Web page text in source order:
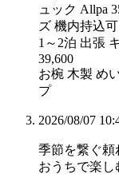
ュック Allpa
ズ 機内持込
1～2泊 出張
39,600
お椀 木製 め
プ
2026/08/07
季節を繋ぐ頼
おうちで楽し